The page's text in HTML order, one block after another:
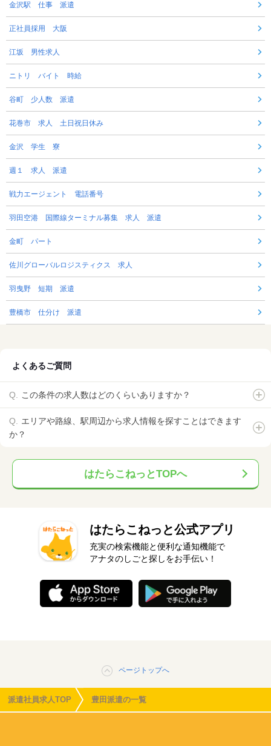
金沢駅 仕事 派遣
正社員採用 大阪
江坂 男性求人
ニトリ バイト 時給
谷町 少人数 派遣
花巻市 求人 土日祝日休み
金沢 学生 寮
週１ 求人 派遣
戦力エージェント 電話番号
羽田空港 国際線ターミナル募集 求人 派遣
金町 パート
佐川グローバルロジスティクス 求人
羽曳野 短期 派遣
豊橋市 仕分け 派遣
よくあるご質問
この条件の求人数はどのくらいありますか？
エリアや路線、駅周辺から求人情報を探すことはできます
か？
はたらこねっとTOPへ
はたらこねっと公式アプリ
充実の検索機能と便利な通知機能で
アナタのしごと探しをお手伝い！
ページトップへ
派遣社員求人TOP 豊田派遣の一覧